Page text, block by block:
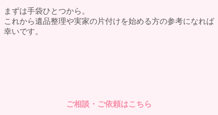
まずは手袋ひとつから。
これから遺品整理や実家の片付けを始める方の参考になれば
幸いです。
ご相談・ご依頼はこちら